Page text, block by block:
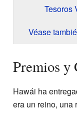
Tesoros
Véase
Premios y
Hawái ha
era un reino, una